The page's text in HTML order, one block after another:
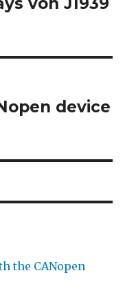
device
the CANopen